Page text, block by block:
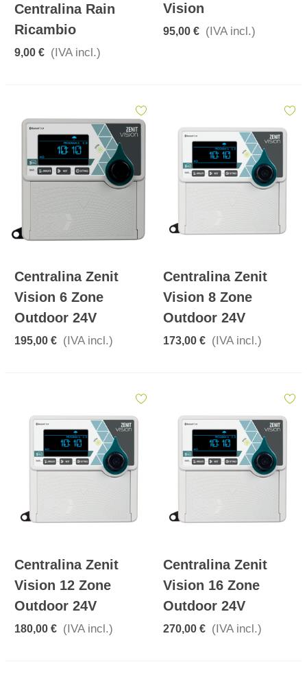
Centralina Rain
Ricambio
9,00 € (IVA incl.)
Vision
95,00 € (IVA incl.)
Centralina Zenit
Vision 6 Zone
Outdoor 24V
195,00 € (IVA incl.)
Centralina Zenit
Vision 8 Zone
Outdoor 24V
173,00 € (IVA incl.)
Centralina Zenit
Vision 12 Zone
Outdoor 24V
180,00 € (IVA incl.)
Centralina Zenit
Vision 16 Zone
Outdoor 24V
270,00 € (IVA incl.)